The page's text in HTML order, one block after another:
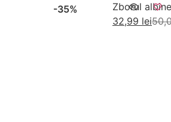
-35%
Zborul
32,99 lei